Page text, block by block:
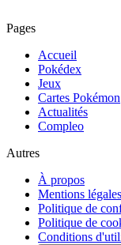
Pages
Accueil
Pokédex
Jeux
Cartes Pokémon
Actualités
Compleo
Autres
À propos
Mentions légales
Politique de
Politique de
Conditions